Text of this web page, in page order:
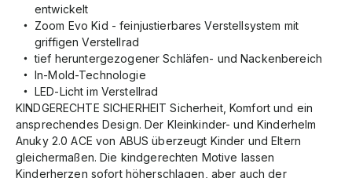
entwickelt
Zoom Evo Kid - feinjustierbares Verstellsystem mit
griffigen Verstellrad
tief heruntergezogener Schläfen- und Nackenbereich
In-Mold-Technologie
LED-Licht im Verstellrad
KINDGERECHTE SICHERHEIT Sicherheit, Komfort und ein
ansprechendes Design. Der Kleinkinder- und Kinderhelm
Anuky 2.0 ACE von ABUS überzeugt Kinder und Eltern
gleichermaßen. Die kindgerechten Motive lassen
Kinderherzen sofort höherschlagen, aber auch der